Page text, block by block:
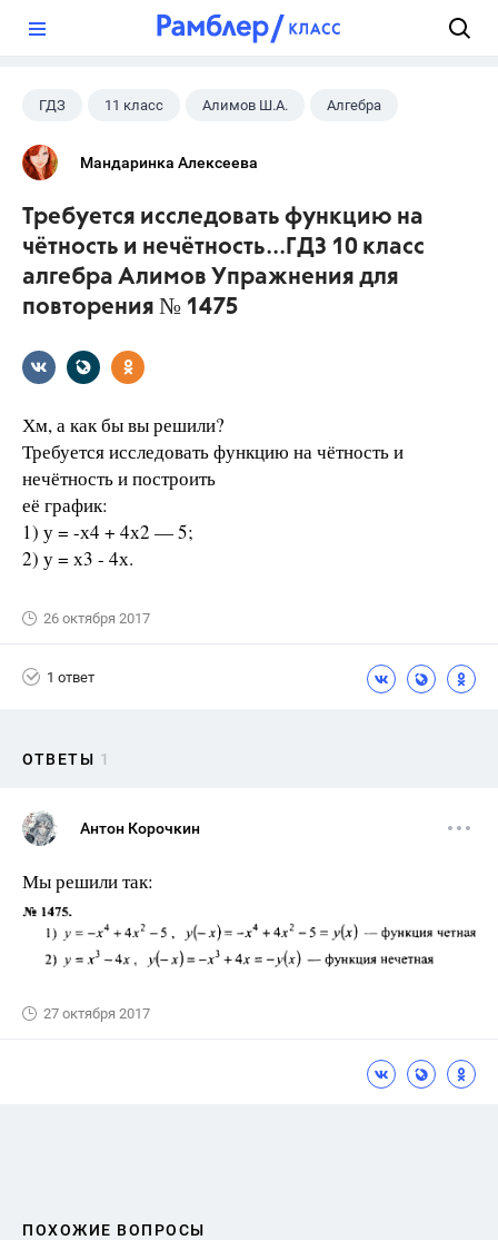
ГДЗ 11 класс Алимов Ш.А. Алгебра
Мандаринка Алексеева
Требуется исследовать функцию на
чётность и нечётность...ГДЗ 10 класс
алгебра Алимов Упражнения для
повторения № 1475
Хм, а как бы вы решили?
Требуется исследовать функцию на чётность и
нечётность и построить
её график:
1) у = -х4 + 4х2 — 5;
2) у = х3 - 4х.
26 октября 2017
1 ответ
ОТВЕТЫ 1
Антон Корочкин
Мы решили так:
27 октября 2017
ПОХОЖИЕ ВОПРОСЫ